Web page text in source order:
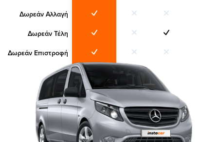
Δωρεάν Αλλαγή
Δωρεάν Τέλη
Δωρεάν Επιστροφή